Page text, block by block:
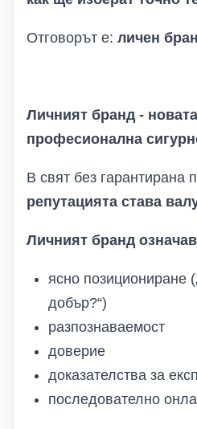
Отговорът е: личен
Личният бранд -
професионална
В свят без гарантирана
репутацията става
Личният бранд
ясно позициониране
добър?“)
разпознаваемост
доверие
доказателства за
последователно